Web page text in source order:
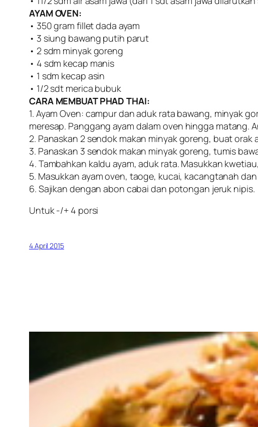
AYAM OVEN:
• 350 gram fillet dada ayam
• 3 siung bawang putih parut
• 2 sdm minyak goreng
• 4 sdm kecap manis
• 1 sdm kecap asin
• 1/2 sdt merica bubuk
CARA MEMBUAT PHAD THAI:
1. Ayam Oven: campur dan aduk rata bawang, minyak
meresap. Panggang ayam dalam oven hingga matang.
2. Panaskan 2 sendok makan minyak goreng, buat orak
3. Panaskan 3 sendok makan minyak goreng, tumis
4. Tambahkan kaldu ayam, aduk rata. Masukkan
5. Masukkan ayam oven, taoge, kucai, kacangtanah
6. Sajikan dengan abon cabai dan potongan jeruk nipis.
Untuk -/+ 4 porsi
4 April 2015